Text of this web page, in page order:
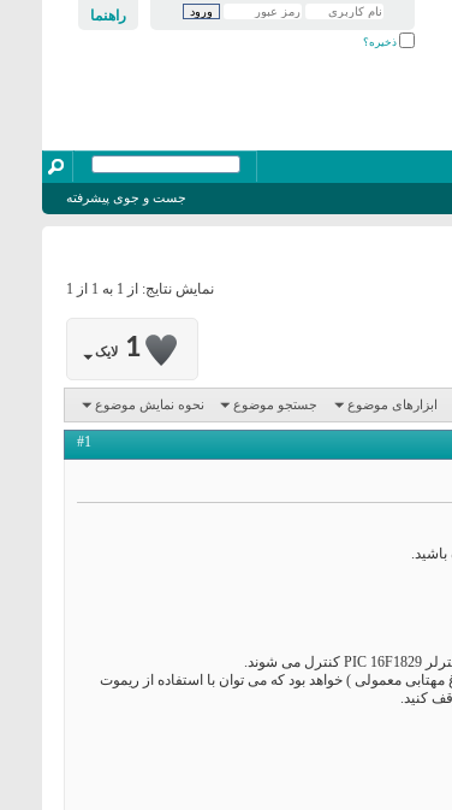
راهنما
ذخیره؟
جست و جوی پیشرفته
نمایش نتایج: از 1 به 1 از 1
1 لایک
ابزارهای موضوع جستجو موضوع نحوه نمایش موضوع
#1
معمولی ) خواهد بود که می توان با استفاده از ریموت